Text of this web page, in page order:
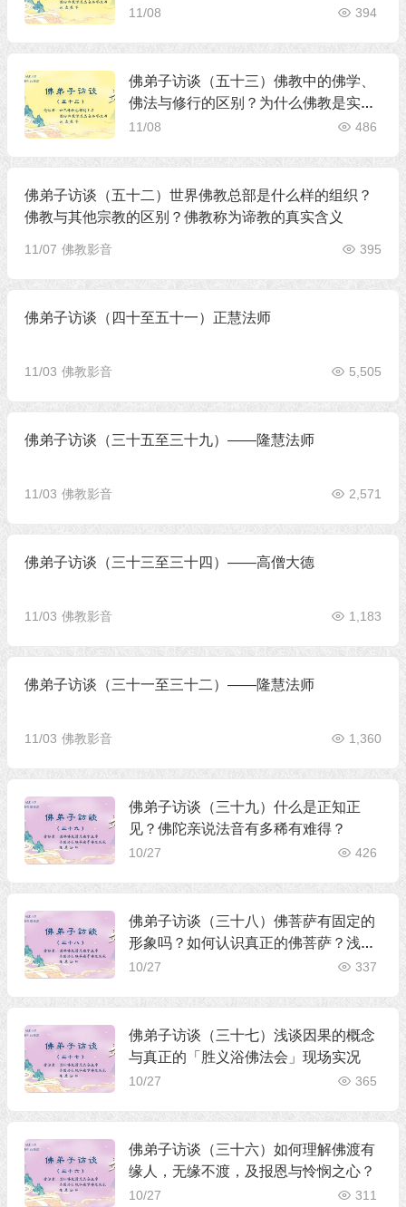
11/08 394
佛弟子访谈（五十三）佛教中的佛学、
佛法与修行的区别？为什么佛教是实量
主义教？五明是哪五明
11/08 486
佛弟子访谈（五十二）世界佛教总部是什么样的组织？
佛教与其他宗教的区别？佛教称为谛教的真实含义
11/07 佛教影音 395
佛弟子访谈（四十至五十一）正慧法师
11/03 佛教影音 5,505
佛弟子访谈（三十五至三十九）——隆慧法师
11/03 佛教影音 2,571
佛弟子访谈（三十三至三十四）——高僧大德
11/03 佛教影音 1,183
佛弟子访谈（三十一至三十二）——隆慧法师
11/03 佛教影音 1,360
佛弟子访谈（三十九）什么是正知正
见？佛陀亲说法音有多稀有难得？
10/27 426
佛弟子访谈（三十八）佛菩萨有固定的
形象吗？如何认识真正的佛菩萨？浅谈
五明
10/27 337
佛弟子访谈（三十七）浅谈因果的概念
与真正的「胜义浴佛法会」现场实况
10/27 365
佛弟子访谈（三十六）如何理解佛渡有
缘人，无缘不渡，及报恩与怜悯之心？
10/27 311